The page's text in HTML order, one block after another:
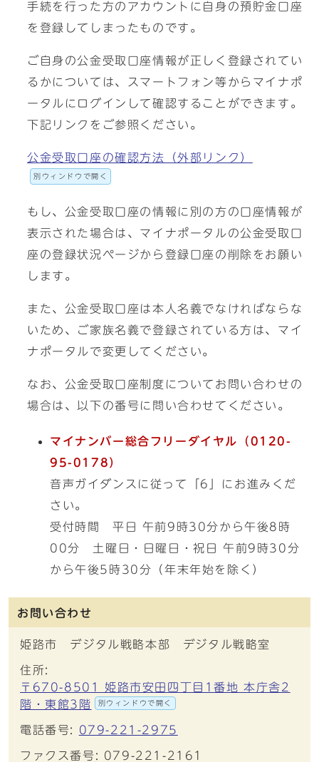
手続を行った方のアカウントに自身の預貯金口座
を登録してしまったものです。
ご自身の公金受取口座情報が正しく登録されてい
るかについては、スマートフォン等からマイナポ
ータルにログインして確認することができます。
下記リンクをご参照ください。
公金受取口座の確認方法（外部リンク）
別ウィンドウで開く
もし、公金受取口座の情報に別の方の口座情報が
表示された場合は、マイナポータルの公金受取口
座の登録状況ページから登録口座の削除をお願い
します。
また、公金受取口座は本人名義でなければならな
いため、ご家族名義で登録されている方は、マイ
ナポータルで変更してください。
なお、公金受取口座制度についてお問い合わせの
場合は、以下の番号に問い合わせてください。
マイナンバー総合フリーダイヤル（0120-
95-0178）
音声ガイダンスに従って「6」にお進みくだ
さい。
受付時間 平日 午前9時30分から午後8時
00分 土曜日・日曜日・祝日 午前9時30分
から午後5時30分（年末年始を除く）
お問い合わせ
姫路市 デジタル戦略本部 デジタル戦略室
住所:
〒670-8501 姫路市安田四丁目1番地 本庁舎2
階・東館3階
別ウィンドウで開く
電話番号: 079-221-2975
ファクス番号: 079-221-2161